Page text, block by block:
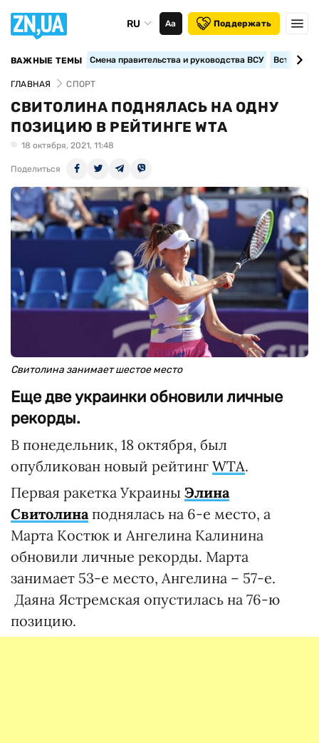
RU Аа Поддержать
ВАЖНЫЕ ТЕМЫ Смена правительства и руководства ВСУ
ГЛАВНАЯ СПОРТ
СВИТОЛИНА ПОДНЯЛАСЬ НА ОДНУ
ПОЗИЦИЮ В РЕЙТИНГЕ WTA
18 октября, 2021, 11:48
Поделиться
Свитолина занимает шестое место
Еще две украинки обновили личные
рекорды.
В понедельник, 18 октября, был
опубликован новый рейтинг WTA.
Первая ракетка Украины Элина
Свитолина поднялась на 6-е место, а
Марта Костюк и Ангелина Калинина
обновили личные рекорды. Марта
занимает 53-е место, Ангелина – 57-е.
Даяна Ястремская опустилась на 76-ю
позицию.